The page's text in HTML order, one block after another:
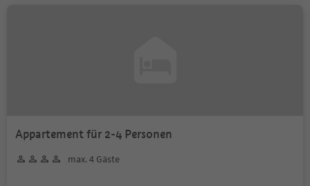
Appartement für 2-4 Personen
max. 4 Gäste